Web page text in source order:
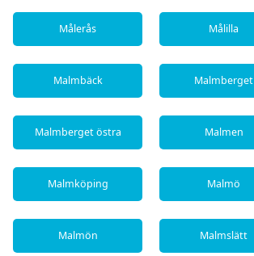
Målerås Målilla
Malmbäck Malmberget
Malmberget östra Malmen
Malmköping Malmö
Malmön Malmslätt